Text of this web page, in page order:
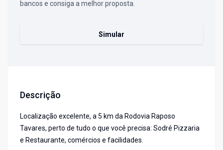
bancos e consiga a melhor proposta.
Simular
Descrição
Localização excelente, a 5 km da Rodovia Raposo
Tavares, perto de tudo o que você precisa: Sodré Pizzaria
e Restaurante, comércios e facilidades.